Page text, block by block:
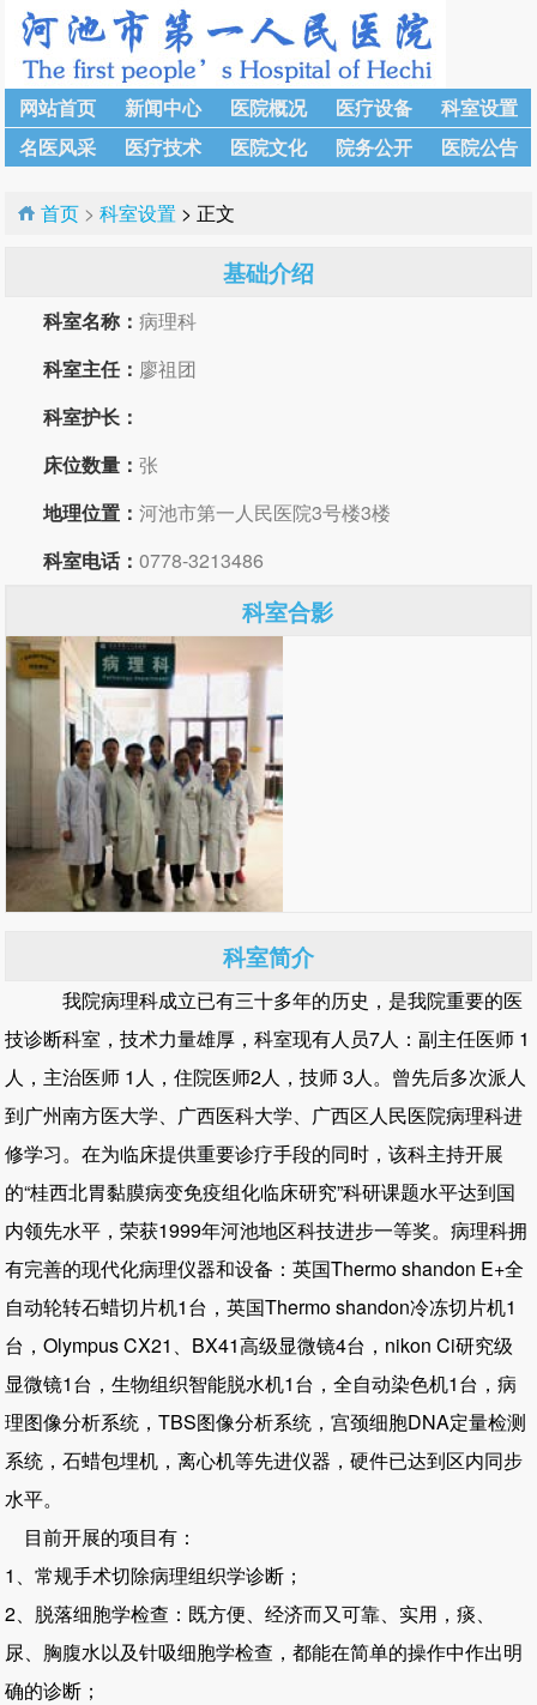
网站首页 新闻中心 医院概况 医疗设备
科室设置
名医风采
医疗技术 医院文化 院务公开 医院公告
首页 >科室设置 > 正文
基础介绍
科室名称：病理科
科室主任： 廖祖团
科室护长：
床位数量：张
地理位置：河池市第一人民医院3号楼3楼
科室电话：0778-3213486
科室合影
科室简介
我院病理科成立已有三十多年的历史，是我院重要的医
技诊断科室，技术力量雄厚，科室现有人员7人：副主任医师 1
人，主治医师 1人，住院医师2人，技师 3人。曾先后多次派人
到广州南方医大学、广西医科大学、广西区人民医院病理科进
修学习。在为临床提供重要诊疗手段的同时，该科主持开展
的“桂西北胃黏膜病变免疫组化临床研究”科研课题水平达到国
内领先水平，荣获1999年河池地区科技进步一等奖。病理科拥
有完善的现代化病理仪器和设备：英国Thermo shandon E+全
自动轮转石蜡切片机1台，英国Thermo shandon冷冻切片机1
台，Olympus CX21、BX41高级显微镜4台，nikon Ci研究级
显微镜1台，生物组织智能脱水机1台，全自动染色机1台，病
理图像分析系统，TBS图像分析系统，宫颈细胞DNA定量检测
系统，石蜡包埋机，离心机等先进仪器，硬件已达到区内同步
水平。
目前开展的项目有：
1、常规手术切除病理组织学诊断；
2、脱落细胞学检查：既方便、经济而又可靠、实用，痰、
尿、胸腹水以及针吸细胞学检查，都能在简单的操作中作出明
确的诊断；